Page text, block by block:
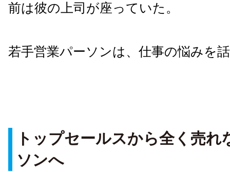
前は彼の上司が座っていた。
若手営業パーソンは、仕事の悩みを
トップセールスから全く売れ
ソンへ